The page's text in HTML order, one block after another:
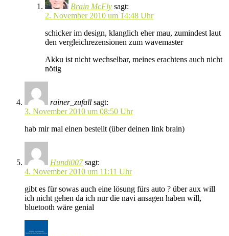
Brain McFly sagt:
2. November 2010 um 14:48 Uhr
schicker im design, klanglich eher mau, zumindest laut
den vergleichrezensionen zum wavemaster
Akku ist nicht wechselbar, meines erachtens auch nicht
nötig
rainer_zufall sagt:
3. November 2010 um 08:50 Uhr
hab mir mal einen bestellt (über deinen link brain)
Hundi007 sagt:
4. November 2010 um 11:11 Uhr
gibt es für sowas auch eine lösung fürs auto ? über aux will
ich nicht gehen da ich nur die navi ansagen haben will,
bluetooth wäre genial